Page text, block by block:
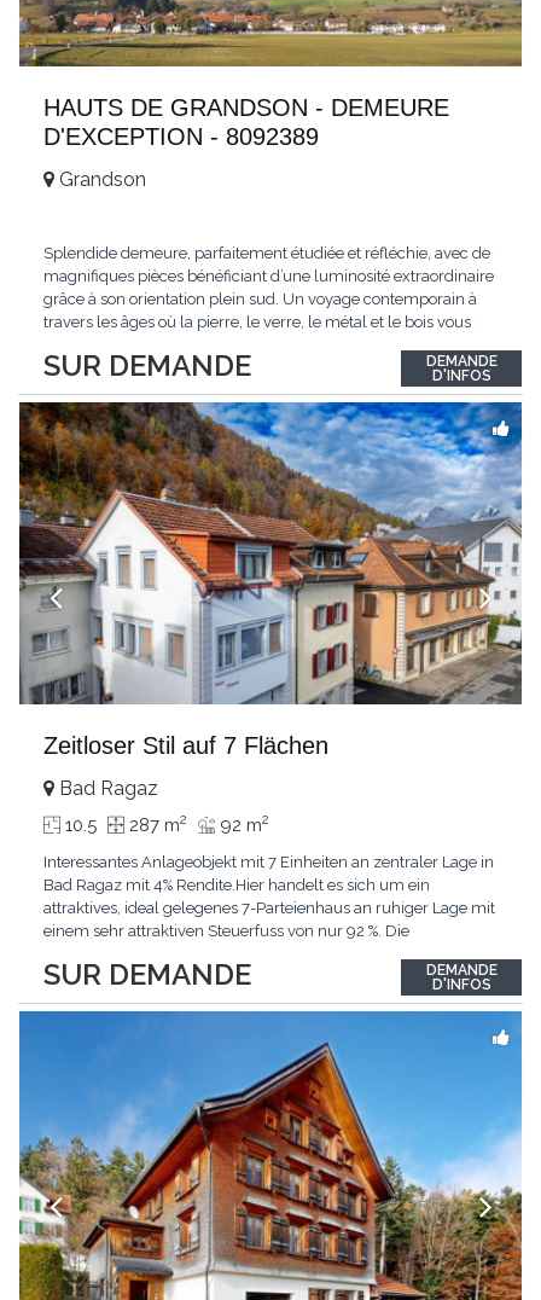
HAUTS DE GRANDSON - DEMEURE
D'EXCEPTION - 8092389
SUR DEMANDE
Grandson
Splendide demeure, parfaitement étudiée et réfléchie, avec de
magnifiques pièces bénéficiant d’une luminosité extraordinaire
grâce à son orientation plein sud. Un voyage contemporain à
travers les âges où la pierre, le verre, le métal et le bois vous
de Grandson, entourée de nature et d’un verger de fruitiers, et...
DEMANDE
D'INFOS
Zeitloser Stil auf 7 Flächen
SUR DEMANDE
Bad Ragaz
10.5 287 m2 92 m2
Interessantes Anlageobjekt mit 7 Einheiten an zentraler Lage in
Bad Ragaz mit 4% Rendite.Hier handelt es sich um ein
attraktives, ideal gelegenes 7-Parteienhaus an ruhiger Lage mit
einem sehr attraktiven Steuerfuss von nur 92 %. Die
bestens gewährleistet. Mit jährlichen Mieteinnahmen von total
CHF 99'600.- kommen wir auf eine berechnete...
DEMANDE
D'INFOS